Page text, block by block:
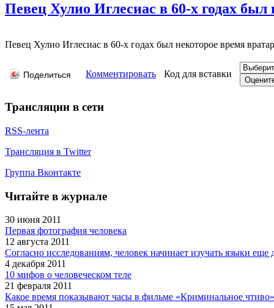
Певец Хулио Иглесиас в 60-х годах
Певец Хулио Иглесиас в 60-х годах был некоторое время
Поделиться Комментировать Код для вставки
Трансляции в сети
RSS-лента
Трансляция в Twitter
Группа Вконтакте
Читайте в журнале
30 июня 2011
Первая фотография человека
12 августа 2011
Согласно исследованиям, человек начинает изучать языки еще
4 декабря 2011
10 мифов о человеческом теле
21 февраля 2011
Какое время показывают часы в фильме «Криминальное